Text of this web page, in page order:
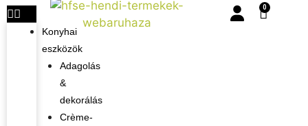
Konyhai
eszközök
Adagolás
&
dekorálás
Crème-
0